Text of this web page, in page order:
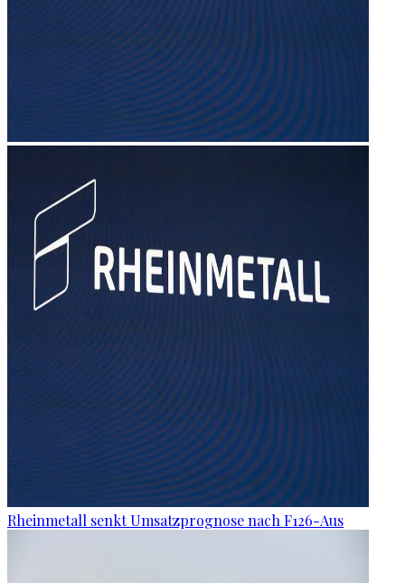
Rheinmetall senkt Umsatzprognose nach F126-Aus